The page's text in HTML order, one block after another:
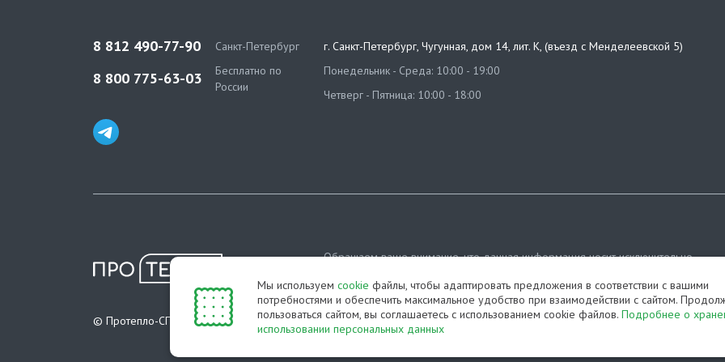
Мы используем cookie файлы, чтобы адаптировать предложения в соответствии с вашими
потребностями и обеспечить максимальное удобство при взаимодействии с сайтом.
пользоваться сайтом, вы соглашаетесь с использованием cookie файлов. Подробнее о
использовании персональных данных
8 812 490-77-90 Санкт-Петербург
8 800 775-63-03
Бесплатно по
России
г. Санкт-Петербург, Чугунная, дом 14, лит. К, (въезд с Менделеевской 5)
Понедельник - Среда: 10:00 - 19:00
Четверг - Пятница: 10:00 - 18:00
© Протепло-СПб, 2011-2026
Обращаем ваше внимание, что данная информация носит исключительно
определяемой положениями Статьи 437 (2) Гражданского кодекса РФ.
Политика конфиденциальности Карта сайта